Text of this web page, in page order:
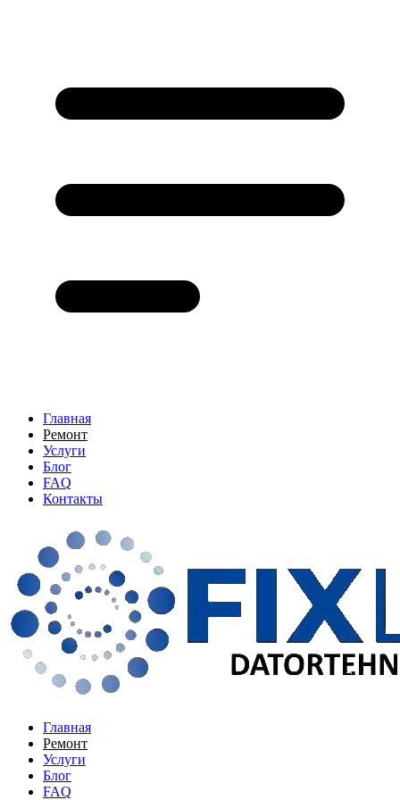
Главная
Ремонт
Услуги
Блог
FAQ
Контакты
Главная
Ремонт
Услуги
Блог
FAQ